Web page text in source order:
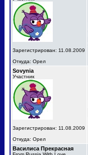
Зарегистрирован: 11.08.2009
Откуда: Орел
Sovynia
Участник
Зарегистрирован: 11.08.2009
Откуда: Орел
Василиса Прекрасная